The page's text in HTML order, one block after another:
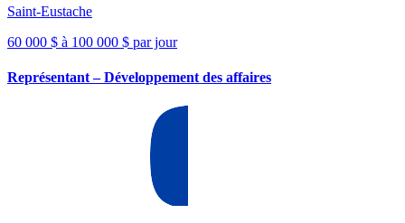
Saint-Eustache
60 000 $ à 100 000 $ par jour
Représentant – Développement des affaires